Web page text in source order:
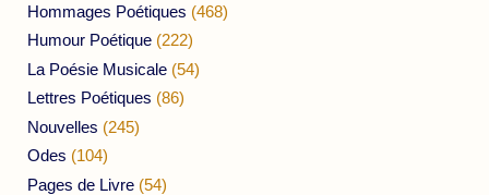
Hommages Poétiques (468)
Humour Poétique (222)
La Poésie Musicale (54)
Lettres Poétiques (86)
Nouvelles (245)
Odes (104)
Pages de Livre (54)